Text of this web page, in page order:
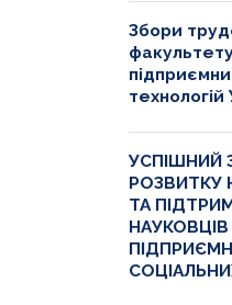
Збори
технологій
УСПІШНИЙ
РОЗВИТКУ
ТА